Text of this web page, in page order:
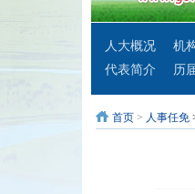
人大概况
机
代表简介
历
首页 > 人事任免